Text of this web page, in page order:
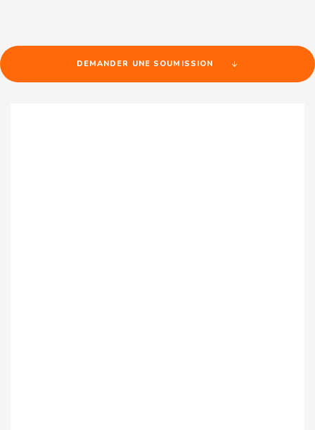
DEMANDER UNE SOUMISSION